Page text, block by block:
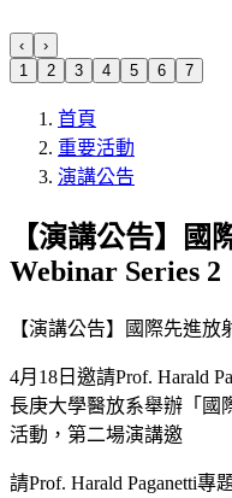
‹
›
1
2 3 4 5 6 7
首頁
重要活動
演講公告
【演講公告】國
Webinar Series 2
【演講公告】國際先進放
4月18日邀請Prof. Harald
長庚大學醫放系舉辦「國
活動，第二場演講邀
請Prof. Harald Paganetti專